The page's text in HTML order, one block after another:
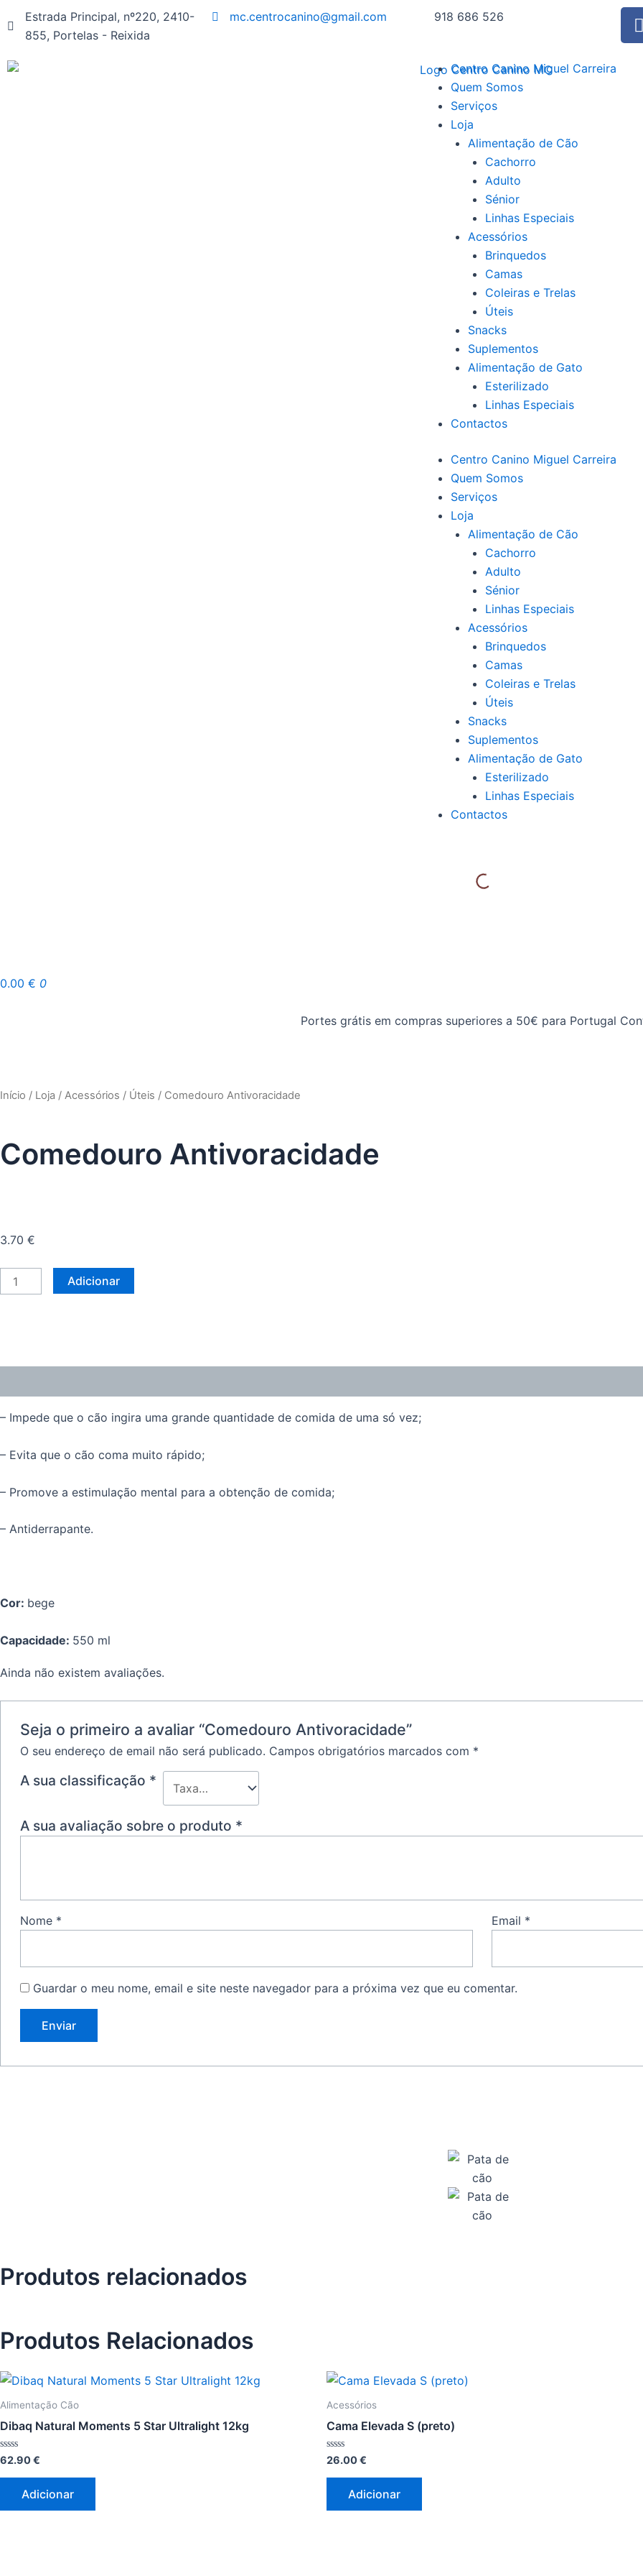
to
Estrada Principal, nº220, 2410-
855, Portelas - Reixida
mc.centrocanino@gmail.com 918 686 526
F
a
Centro Canino Miguel Carreira
Quem Somos
Serviços
Loja
Alimentação de Cão
Cachorro
Adulto
Sénior
Linhas Especiais
Acessórios
Brinquedos
Camas
Coleiras e Trelas
Úteis
Snacks
Suplementos
Alimentação de Gato
Esterilizado
Linhas Especiais
Contactos
Centro Canino Miguel Carreira
Quem Somos
Serviços
Loja
Alimentação de Cão
Cachorro
Adulto
Sénior
Linhas Especiais
Acessórios
Brinquedos
Camas
Coleiras e Trelas
Úteis
Snacks
Suplementos
Alimentação de Gato
Esterilizado
Linhas Especiais
Contactos
0.00 € 0
Portes grátis em compras superiores a 50€ para Portugal
Início / Loja / Acessórios / Úteis / Comedouro Antivoracidade
Comedouro Antivoracidade
3.70 €
Quantidade
de
Adicionar
– Impede que o cão ingira uma grande quantidade de comida de uma só vez;
– Evita que o cão coma muito rápido;
– Promove a estimulação mental para a obtenção de comida;
– Antiderrapante.
Cor: bege
Capacidade: 550 ml
Ainda não existem avaliações.
Seja o primeiro a avaliar “Comedouro Antivoracidade”
O seu endereço de email não será publicado. Campos obrigatórios marcados com *
A sua classificação *
A sua avaliação sobre o produto *
Nome * Email *
Guardar o meu nome, email e site neste navegador para a próxima vez que eu comentar.
Produtos relacionados
Produtos Relacionados
Alimentação Cão
Dibaq Natural Moments 5 Star Ultralight 12kg
Avaliação
0
de
62.90€
Adicionar
Acessórios
Cama Elevada S (preto)
Avaliação
0
de
26.00€
Adicionar